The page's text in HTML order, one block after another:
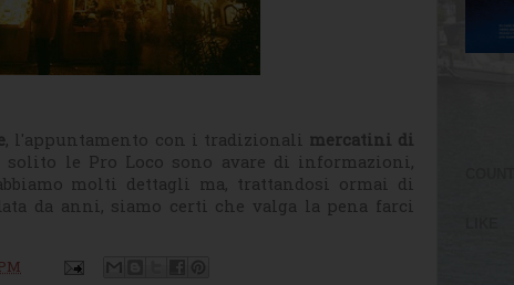
, l'appuntamento con i tradizionali mercatini di
solito le Pro Loco sono avare di informazioni,
molti dettagli ma, trattandosi ormai di
da anni, siamo certi che valga la pena farci